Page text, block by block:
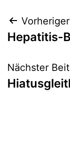
Hepatitis-
Nächster